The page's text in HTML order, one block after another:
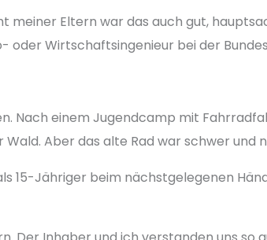
meiner Eltern war das auch gut,
Wirtschaftsingenieur bei der
Nach einem Jugendcamp mit
Aber das alte Rad war schwer und
15-Jähriger beim nächstgelegenen